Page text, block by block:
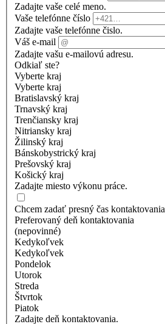
Zadajte vaše celé meno.
Vaše telefónne číslo
Zadajte vaše telefónne čislo.
Váš e-mail
Zadajte vašu e-mailovú adresu.
Odkiaľ ste?
Vyberte kraj
Vyberte kraj
Bratislavský kraj
Trnavský kraj
Trenčiansky kraj
Nitriansky kraj
Žilinský kraj
Bánskobystrický kraj
Prešovský kraj
Košický kraj
Zadajte miesto výkonu práce.
Chcem zadať presný čas kontaktovania
Preferovaný deň kontaktovania
(nepovinné)
Kedykoľvek
Kedykoľvek
Pondelok
Utorok
Streda
Štvrtok
Piatok
Zadajte deň kontaktovania.